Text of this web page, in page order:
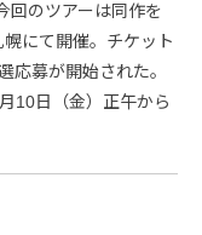
回のツアーは同作を
にて開催。チケット
応募が開始された。
10日（金）正午から